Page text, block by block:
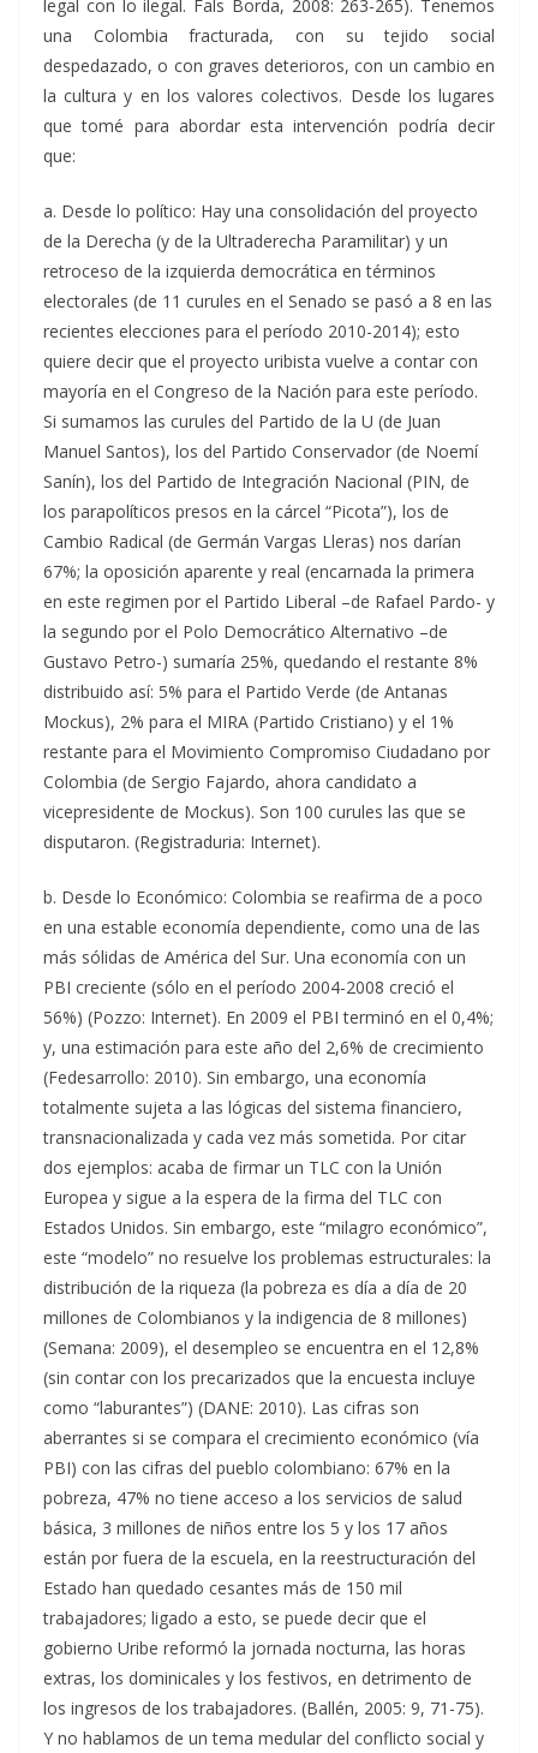
legal con lo ilegal. Fals Borda, 2008: 263-265). Tenemos
una Colombia fracturada, con su tejido social
despedazado, o con graves deterioros, con un cambio en
la cultura y en los valores colectivos. Desde los lugares
que tomé para abordar esta intervención podría decir
que:
a. Desde lo político: Hay una consolidación del proyecto
de la Derecha (y de la Ultraderecha Paramilitar) y un
retroceso de la izquierda democrática en términos
electorales (de 11 curules en el Senado se pasó a 8 en las
recientes elecciones para el período 2010-2014); esto
quiere decir que el proyecto uribista vuelve a contar con
mayoría en el Congreso de la Nación para este período.
Si sumamos las curules del Partido de la U (de Juan
Manuel Santos), los del Partido Conservador (de Noemí
Sanín), los del Partido de Integración Nacional (PIN, de
los parapolíticos presos en la cárcel “Picota”), los de
Cambio Radical (de Germán Vargas Lleras) nos darían
67%; la oposición aparente y real (encarnada la primera
en este regimen por el Partido Liberal –de Rafael Pardo- y
la segundo por el Polo Democrático Alternativo –de
Gustavo Petro-) sumaría 25%, quedando el restante 8%
distribuido así: 5% para el Partido Verde (de Antanas
Mockus), 2% para el MIRA (Partido Cristiano) y el 1%
restante para el Movimiento Compromiso Ciudadano por
Colombia (de Sergio Fajardo, ahora candidato a
vicepresidente de Mockus). Son 100 curules las que se
disputaron. (Registraduria: Internet).
b. Desde lo Económico: Colombia se reafirma de a poco
en una estable economía dependiente, como una de las
más sólidas de América del Sur. Una economía con un
PBI creciente (sólo en el período 2004-2008 creció el
56%) (Pozzo: Internet). En 2009 el PBI terminó en el 0,4%;
y, una estimación para este año del 2,6% de crecimiento
(Fedesarrollo: 2010). Sin embargo, una economía
totalmente sujeta a las lógicas del sistema financiero,
transnacionalizada y cada vez más sometida. Por citar
dos ejemplos: acaba de firmar un TLC con la Unión
Europea y sigue a la espera de la firma del TLC con
Estados Unidos. Sin embargo, este “milagro económico”,
este “modelo” no resuelve los problemas estructurales: la
distribución de la riqueza (la pobreza es día a día de 20
millones de Colombianos y la indigencia de 8 millones)
(Semana: 2009), el desempleo se encuentra en el 12,8%
(sin contar con los precarizados que la encuesta incluye
como “laburantes”) (DANE: 2010). Las cifras son
aberrantes si se compara el crecimiento económico (vía
PBI) con las cifras del pueblo colombiano: 67% en la
pobreza, 47% no tiene acceso a los servicios de salud
básica, 3 millones de niños entre los 5 y los 17 años
están por fuera de la escuela, en la reestructuración del
Estado han quedado cesantes más de 150 mil
trabajadores; ligado a esto, se puede decir que el
gobierno Uribe reformó la jornada nocturna, las horas
extras, los dominicales y los festivos, en detrimento de
los ingresos de los trabajadores. (Ballén, 2005: 9, 71-75).
Y no hablamos de un tema medular del conflicto social y